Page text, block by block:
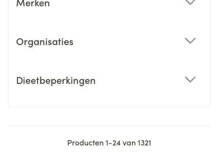
Organisaties
Dieetbeperkingen
Producten1-24van1321